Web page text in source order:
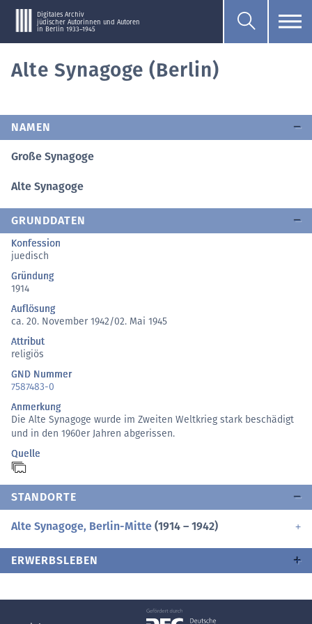
Digitales Archiv
jüdischer Autorinnen und Autoren
in Berlin 1933–1945
Alte Synagoge (Berlin)
NAMEN
Große Synagoge
Alte Synagoge
GRUNDDATEN
Konfession
juedisch
Gründung
1914
Auflösung
ca. 20. November 1942/02. Mai 1945
Attribut
religiös
GND Nummer
7587483-0
Anmerkung
Die Alte Synagoge wurde im Zweiten Weltkrieg stark beschädigt
und in den 1960er Jahren abgerissen.
Quelle
STANDORTE
Alte Synagoge, Berlin-Mitte (1914 – 1942)
ERWERBSLEBEN